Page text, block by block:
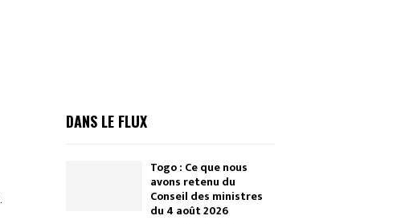
DANS LE FLUX
Togo : Ce que nous
avons retenu du
Conseil des ministres
du 4 août 2026